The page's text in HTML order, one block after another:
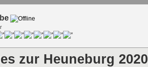
zur Heuneburg 2020